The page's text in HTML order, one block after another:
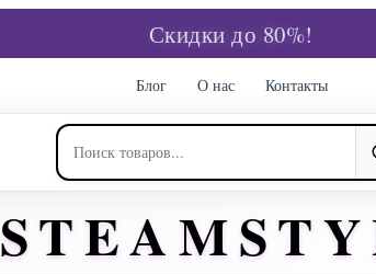
Скидки до 80%!
Блог О нас Контакты